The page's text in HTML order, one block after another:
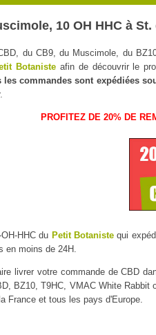
10 OH HHC à
du CB9, du Muscimole, du
Botanisteafin de découvrir le
les commandes sont expédiées
PROFITEZ DE 20% DE
HHC du Petit Botanistequi
en moins de 24H.
livrer votre commande de CBD
BZ10, T9HC, VMAC White
France et tous les pays d'Europe.